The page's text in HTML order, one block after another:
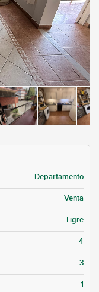
Departamento
Venta
Tigre
4
3
1